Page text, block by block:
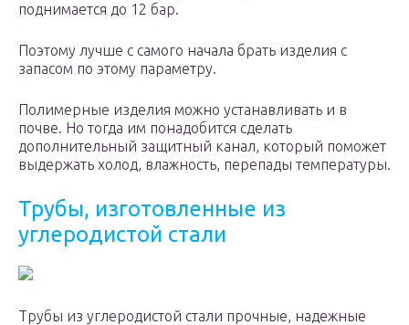
поднимается до 12 бар.
Поэтому лучше с самого начала брать изделия с
запасом по этому параметру.
Полимерные изделия можно устанавливать и в
почве. Но тогда им понадобится сделать
дополнительный защитный канал, который поможет
выдержать холод, влажность, перепады температуры.
Трубы, изготовленные из
углеродистой стали
Трубы из углеродистой стали прочные, надежные